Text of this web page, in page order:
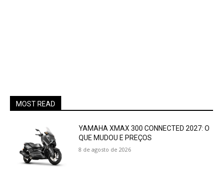
MOST READ
YAMAHA XMAX 300 CONNECTED 2027: O
QUE MUDOU E PREÇOS
8 de agosto de 2026